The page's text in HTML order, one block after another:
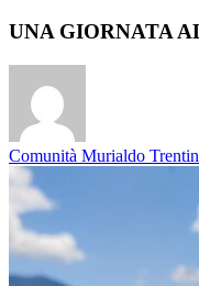
UNA GIORNATA
Comunità Murialdo